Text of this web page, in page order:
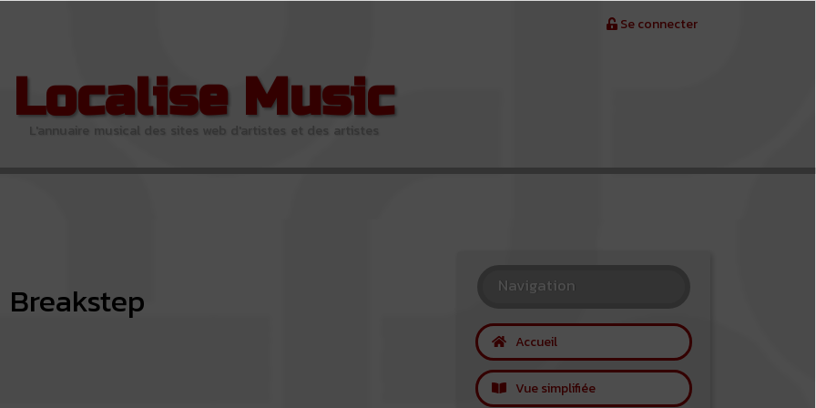
Se connecter
Localise Music
L'annuaire musical des sites web d'artistes et des artistes
Breakstep Navigation
Accueil
Vue simplifiée